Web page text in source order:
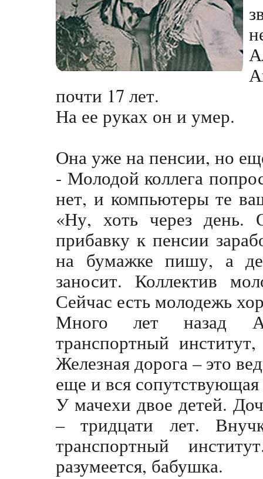
почти 17 лет.
На ее руках он и умер.
Она уже на пенсии, но
- Молодой коллега
нет, и компьютеры те
«Ну, хоть через
прибавку к пенсии
на бумажке пишу, а
заносит. Коллектив
Сейчас есть молодежь
Много лет назад
транспортный
Железная дорога – это
еще и вся
У мачехи двое детей.
– тридцати лет.
транспортный
разумеется, бабушка.